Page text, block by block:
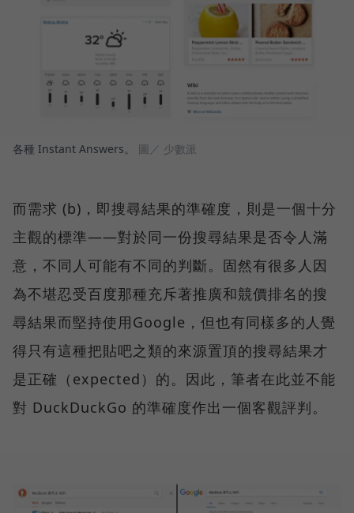
各種 Instant Answers。 圖／ 少數派
而需求 (b)，即搜尋結果的準確度，則是一個十分
主觀的標準——對於同一份搜尋結果是否令人滿
意，不同人可能有不同的判斷。固然有很多人因
為不堪忍受百度那種充斥著推廣和競價排名的搜
尋結果而堅持使用Google，但也有同樣多的人覺
得只有這種把貼吧之類的來源置頂的搜尋結果才
是正確（expected）的。因此，筆者在此並不能
對 DuckDuckGo 的準確度作出一個客觀評判。